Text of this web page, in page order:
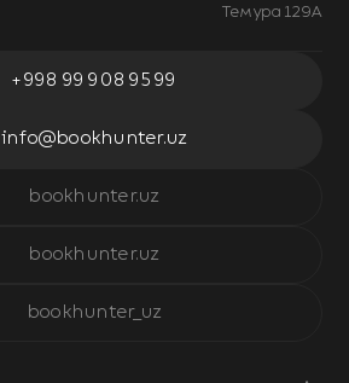
Темура 129А
+998 99 908 95 99
info@bookhunter.uz
bookhunter.uz
bookhunter.uz
bookhunter_uz